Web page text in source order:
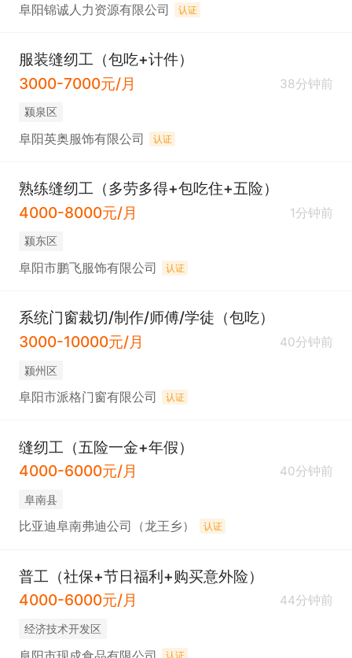
阜阳锦诚人力资源有限公司 认证
服装缝纫工（包吃+计件）
3000-7000元/月
38分钟前
颍泉区
阜阳英奥服饰有限公司 认证
熟练缝纫工（多劳多得+包吃住+五险）
4000-8000元/月
1分钟前
颍东区
阜阳市鹏飞服饰有限公司 认证
系统门窗裁切/制作/师傅/学徒（包吃）
3000-10000元/月
40分钟前
颍州区
阜阳市派格门窗有限公司 认证
缝纫工（五险一金+年假）
4000-6000元/月
40分钟前
阜南县
比亚迪阜南弗迪公司（龙王乡） 认证
普工（社保+节日福利+购买意外险）
4000-6000元/月
44分钟前
经济技术开发区
认证